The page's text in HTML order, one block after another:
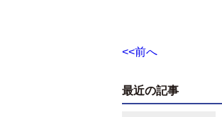
<<前へ
最近の記事